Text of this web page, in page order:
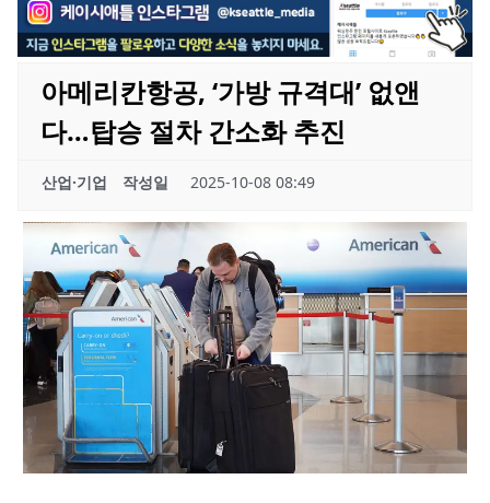
아메리칸항공, ‘가방 규격대’ 없앤
다…탑승 절차 간소화 추진
산업·기업 작성일 2025-10-08 08:49